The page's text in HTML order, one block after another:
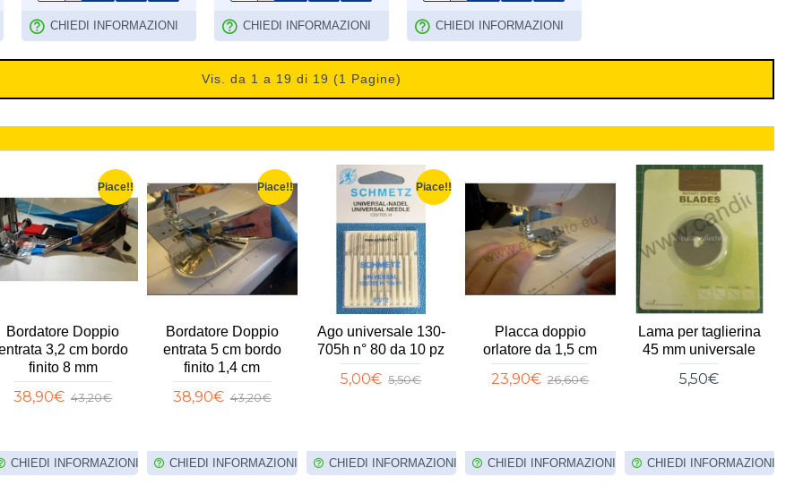
CHIEDI INFORMAZIONI CHIEDI INFORMAZIONI CHIEDI INFORMAZIONI
Vis. da 1 a 19 di 19 (1 Pagine)
Fliselina per ricamo
pesante strappabile
h60cm 5MT
5,00€ 5,50€
CHIEDI INFORMAZIONI
Ago universale 130-
705h n° 70 da 10 pz
5,00€ 5,50€
CHIEDI INFORMAZIONI
Piedino
pieghettatore gambo
basso universale
CHIEDI INFORMAZIONI
Bordatore Doppio
entrata 2,8 cm bordo
finito 7 mm
CHIEDI INFORMAZIONI
Fliselina
idrosolubile Bianca
40 grammi h1,50mt
1MT
CHIEDI